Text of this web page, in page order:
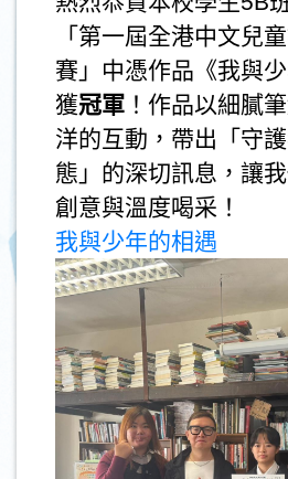
「第一屆全港中文兒
賽」中憑作品《我與
獲冠軍 ！作品以細膩
洋的互動，帶出「守
態」的深切訊息，讓
創意與溫度喝采！
我與少年的相遇